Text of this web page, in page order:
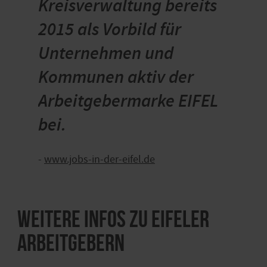
Kreisverwaltung bereits
2015 als Vorbild für
Unternehmen und
Kommunen aktiv der
Arbeitgebermarke EIFEL
bei.
- www.jobs-in-der-eifel.de
Weitere Infos zu Eifeler
Arbeitgebern